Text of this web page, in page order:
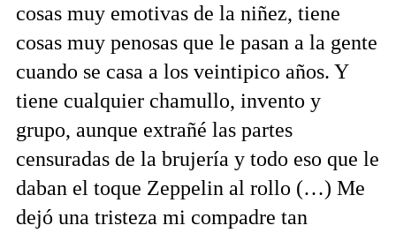
cosas muy emotivas de la niñez, tiene
cosas muy penosas que le pasan a la gente
cuando se casa a los veintipico años. Y
tiene cualquier chamullo, invento y
grupo, aunque extrañé las partes
censuradas de la brujería y todo eso que le
daban el toque Zeppelin al rollo (…) Me
dejó una tristeza mi compadre tan